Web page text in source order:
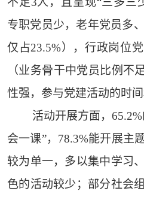
专职党员少，老年党员多
仅占23.5%），行政岗位
（业务骨干中党员比例不
性强，参与党建活动的时间
活动开展方面，
会一课”，78.3%能开展主
较为单一，多以集中学习
色的活动较少；部分社会